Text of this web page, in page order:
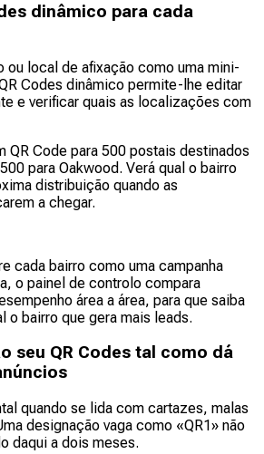
dinâmico para cada
ou local de afixação como uma mini-
Codes dinâmico permite-lhe editar
e verificar quais as localizações com
QR Code para 500 postais destinados
para Oakwood. Verá qual o bairro
distribuição quando as
a chegar.
cada bairro como uma campanha
o painel de controlo compara
área a área, para que saiba
o bairro que gera mais leads.
seu QR Codes tal como dá
quando se lida com cartazes, malas
designação vaga como «QR1» não
daqui a dois meses.